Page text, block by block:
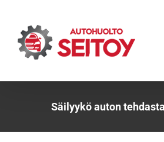
content
Säilyykö auton